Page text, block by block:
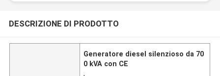
DESCRIZIONE DI PRODOTTO
Generatore diesel silenzioso da 70
0 kVA con CE
,